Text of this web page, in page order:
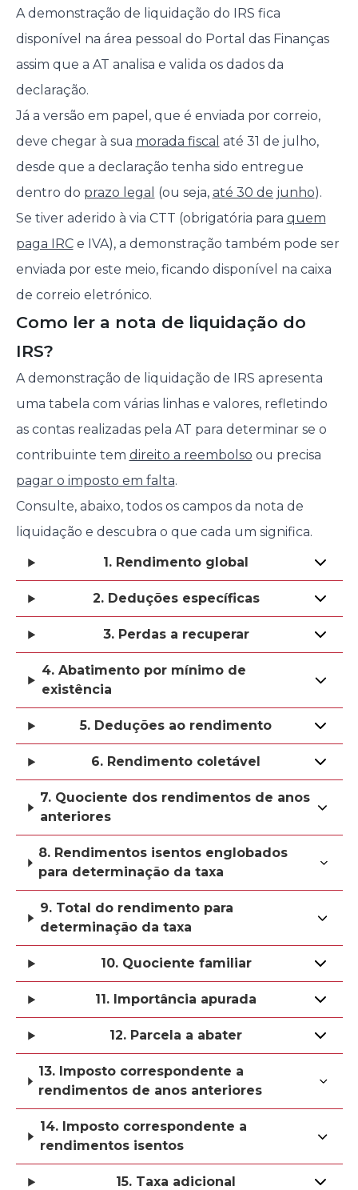
A demonstração de liquidação do IRS fica
disponível na área pessoal do Portal das Finanças
assim que a AT analisa e valida os dados da
declaração.
Já a versão em papel, que é enviada por correio,
deve chegar à sua morada fiscal até 31 de julho,
desde que a declaração tenha sido entregue
dentro do prazo legal (ou seja, até 30 de junho).
Se tiver aderido à via CTT (obrigatória para quem
paga IRCe IVA), a demonstração também pode ser
enviada por este meio, ficando disponível na caixa
de correio eletrónico.
Como ler a nota de liquidação do
IRS?
A demonstração de liquidação de IRS apresenta
uma tabela com várias linhas e valores, refletindo
as contas realizadas pela AT para determinar se o
contribuinte tem direito a reembolso ou precisa
pagar o imposto em falta.
Consulte, abaixo, todos os campos da nota de
liquidação e descubra o que cada um significa.
1. Rendimento global
2. Deduções específicas
3. Perdas a recuperar
4. Abatimento por mínimo de
existência
5. Deduções ao rendimento
6. Rendimento coletável
7. Quociente dos rendimentos de anos
anteriores
8. Rendimentos isentos englobados
para determinação da taxa
9. Total do rendimento para
determinação da taxa
10. Quociente familiar
11. Importância apurada
12. Parcela a abater
13. Imposto correspondente a
rendimentos de anos anteriores
14. Imposto correspondente a
rendimentos isentos
15. Taxa adicional